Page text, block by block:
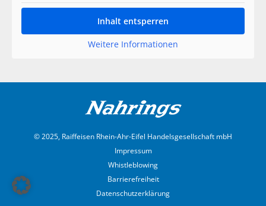
Inhalt entsperren
Weitere Informationen
© 2025, Raiffeisen Rhein-Ahr-Eifel Handelsgesellschaft mbH
Impressum
Whistleblowing
Barrierefreiheit
Datenschutzerklärung